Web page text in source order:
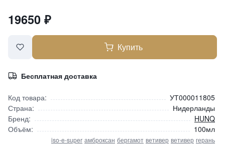
19650 ₽
Купить
Бесплатная доставка
Код товара:
УТ000011805
Страна:
Нидерланды
Бренд:
HUNQ
Объём:
100мл
iso-e-super амброксан бергамот ветивер ветивер герань